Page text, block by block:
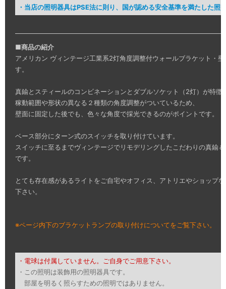
・当店の照明器具はPSE法に則り、国が認める安全基準を満たした照
■商品の紹介
アメリカン ヴィンテージ工業系2灯角度調整付ウォールブラケット・
す。
真鍮とスティールのコンビネーションとダブルソケット（2灯）が特徴
稼動範囲や形状の異なる２種類の角度調整がついているため、
壁面に固定した後でも、色々な角度で採光できるのがポイントです。
ベース部分にターン式のスイッチを取り付けています。
スイッチに至るまでヴィンテージでリモデリングしたこだわりの真鍮
です。
とても存在感があるライトをご自宅やオフィス、アトリエやショップ
下さい。
※ページ内下のブラケットランプの取り付けについてをご覧下さい。
・電球は付属していません。ご自身でご用意下さい。
・この照明は装飾用の照明器具です。
部屋を明るく照らすための照明ではありません。